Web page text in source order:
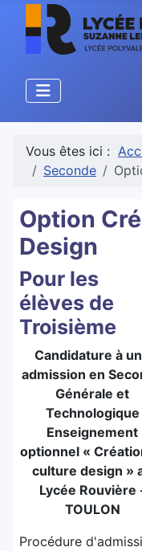
Vous êtes ici :
Seconde
Option
Design
Pour les
élèves de
Troisième
Candidature à
admission en
Générale et
Technologique
Enseignement
optionnel «
culture design »
Lycée Rouvière
TOULON
Procédure